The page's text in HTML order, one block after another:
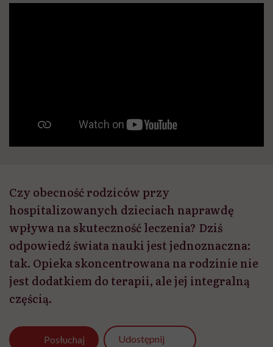
Czy obecność rodziców przy
hospitalizowanych dzieciach naprawdę
wpływa na skuteczność leczenia? Dziś
odpowiedź świata nauki jest jednoznaczna:
tak. Opieka skoncentrowana na rodzinie nie
jest dodatkiem do terapii, ale jej integralną
częścią.
Posłuchaj Udostępnij